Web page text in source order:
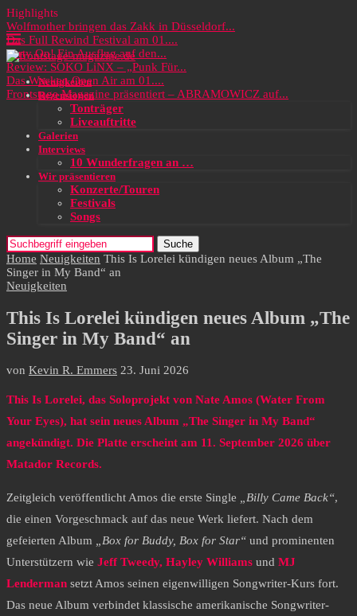
Highlights
Wolfmother bringen das Zakk in Düsseldorf...
Das Full Rewind Festival am 01....
Party On! Ein Ausflug auf den...
Review: SOKO LiNX – „Punk Für...
Das Wacken Open Air am 01....
Frontstage Magazine präsentiert – ABRAMOWICZ auf...
Neuigkeiten
Rezensionen
Tonträger
Liveauftritte
Galerien
Interviews
10 Wunderfragen an …
Wir präsentieren
Konzerte/Touren
Festivals
Songs
Suche
Home Neuigkeiten This Is Lorelei kündigen neues Album „The
Singer in My Band“ an
Neuigkeiten
This Is Lorelei kündigen neues Album „The
Singer in My Band“ an
von Kevin R. Emmers 23. Juni 2026
This Is Lorelei, das Soloprojekt von Nate Amos (Water From
Your Eyes), hat sein neues Album „The Singer in My Band“
angekündigt. Die Platte erscheint am 11. September 2026 über
Matador Records.
Zeitgleich veröffentlicht Amos die erste Single „Billy Came Back“,
die einen Vorgeschmack auf das neue Werk liefert. Nach dem
gefeierten Album „Box for Buddy, Box for Star“ und prominenten
Unterstützern wie Jeff Tweedy, Hayley Williams und MJ
Lenderman setzt Amos seinen eigenwilligen Songwriter-Kurs fort.
Das neue Album verbindet klassische amerikanische Songwriter-